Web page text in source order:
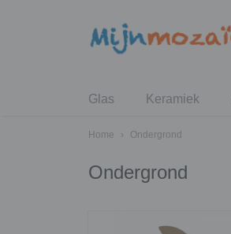
Glas Keramiek
Home › Ondergrond
Ondergrond